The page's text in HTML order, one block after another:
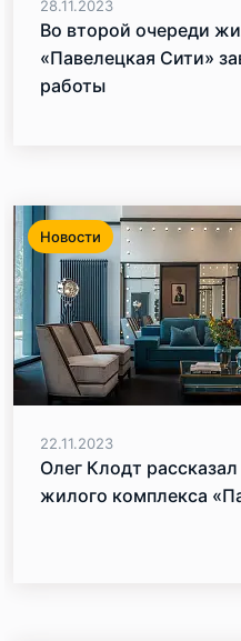
28.11.2023
Во второй очереди
«Павелецкая Сити»
работы
Новости
22.11.2023
Олег Клодт
жилого комплекса